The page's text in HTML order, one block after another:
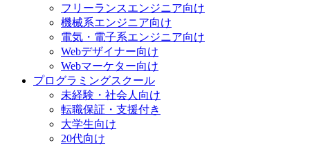
フリーランスエンジニア向け
機械系エンジニア向け
電気・電子系エンジニア向け
Webデザイナー向け
Webマーケター向け
プログラミングスクール
未経験・社会人向け
転職保証・支援付き
大学生向け
20代向け